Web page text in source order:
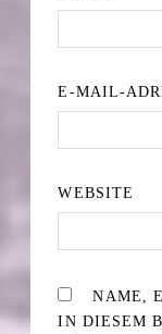
E-MAIL-
WEBSITE
NAME,
IN DIESEM